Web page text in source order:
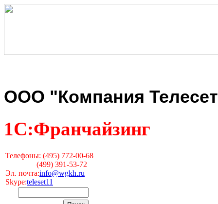
ООО "Компания
1С:Франчайзинг
Телефоны: (495) 772-00-68
(499) 391-53-72
Эл. почта:info@wgkh.ru
Skype:teleset11